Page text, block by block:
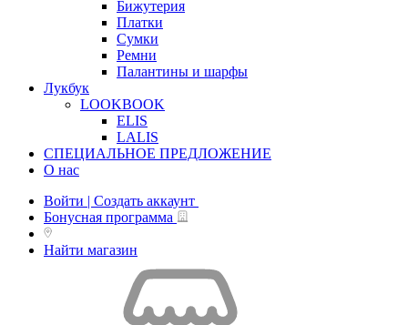
Бижутерия
Платки
Сумки
Ремни
Палантины и шарфы
Лукбук
LOOKBOOK
ELIS
LALIS
СПЕЦИАЛЬНОЕ ПРЕДЛОЖЕНИЕ
О нас
Войти | Создать аккаунт
Бонусная программа
Найти магазин